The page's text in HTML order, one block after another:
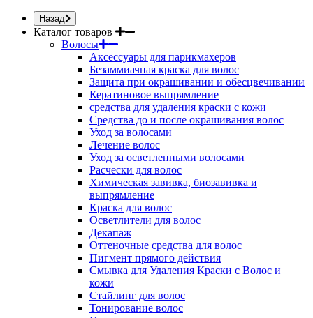
Назад
Каталог товаров
Волосы
Аксессуары для парикмахеров
Безаммиачная краска для волос
Защита при окрашивании и обесцвечивании
Кератиновое выпрямление
средства для удаления краски с кожи
Средства до и после окрашивания волос
Уход за волосами
Лечение волос
Уход за осветленными волосами
Расчески для волос
Химическая завивка, биозавивка и
выпрямление
Краска для волос
Осветлители для волос
Декапаж
Оттеночные средства для волос
Пигмент прямого действия
Смывка для Удаления Краски с Волос и
кожи
Стайлинг для волос
Тонирование волос